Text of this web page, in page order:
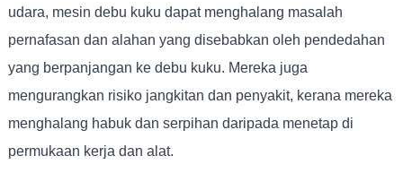
udara, mesin debu kuku dapat menghalang masalah
pernafasan dan alahan yang disebabkan oleh pendedahan
yang berpanjangan ke debu kuku. Mereka juga
mengurangkan risiko jangkitan dan penyakit, kerana mereka
menghalang habuk dan serpihan daripada menetap di
permukaan kerja dan alat.